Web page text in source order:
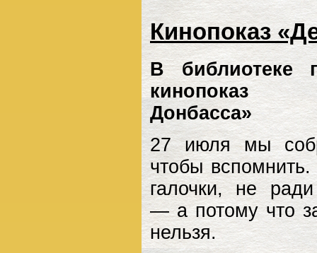
Кинопоказ
В библиотеке
кинопоказ
Донбасса»
27 июля мы
чтобы
галочки, не
— а потому что
нельзя.